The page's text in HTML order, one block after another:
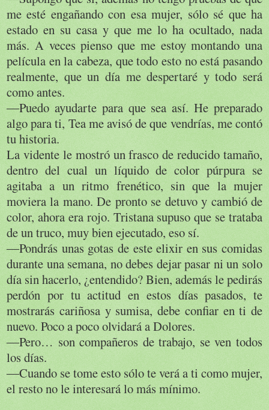
me esté engañando con esa mujer, sólo sé que ha
estado en su casa y que me lo ha ocultado, nada
más. A veces pienso que me estoy montando una
película en la cabeza, que todo esto no está pasando
realmente, que un día me despertaré y todo será
como antes.
―Puedo ayudarte para que sea así. He preparado
algo para ti, Tea me avisó de que vendrías, me contó
tu historia.
La vidente le mostró un frasco de reducido tamaño,
dentro del cual un líquido de color púrpura se
agitaba a un ritmo frenético, sin que la mujer
moviera la mano. De pronto se detuvo y cambió de
color, ahora era rojo. Tristana supuso que se trataba
de un truco, muy bien ejecutado, eso sí.
―Pondrás unas gotas de este elixir en sus comidas
durante una semana, no debes dejar pasar ni un solo
día sin hacerlo, ¿entendido? Bien, además le pedirás
perdón por tu actitud en estos días pasados, te
mostrarás cariñosa y sumisa, debe confiar en ti de
nuevo. Poco a poco olvidará a Dolores.
―Pero… son compañeros de trabajo, se ven todos
los días.
―Cuando se tome esto sólo te verá a ti como mujer,
el resto no le interesará lo más mínimo.